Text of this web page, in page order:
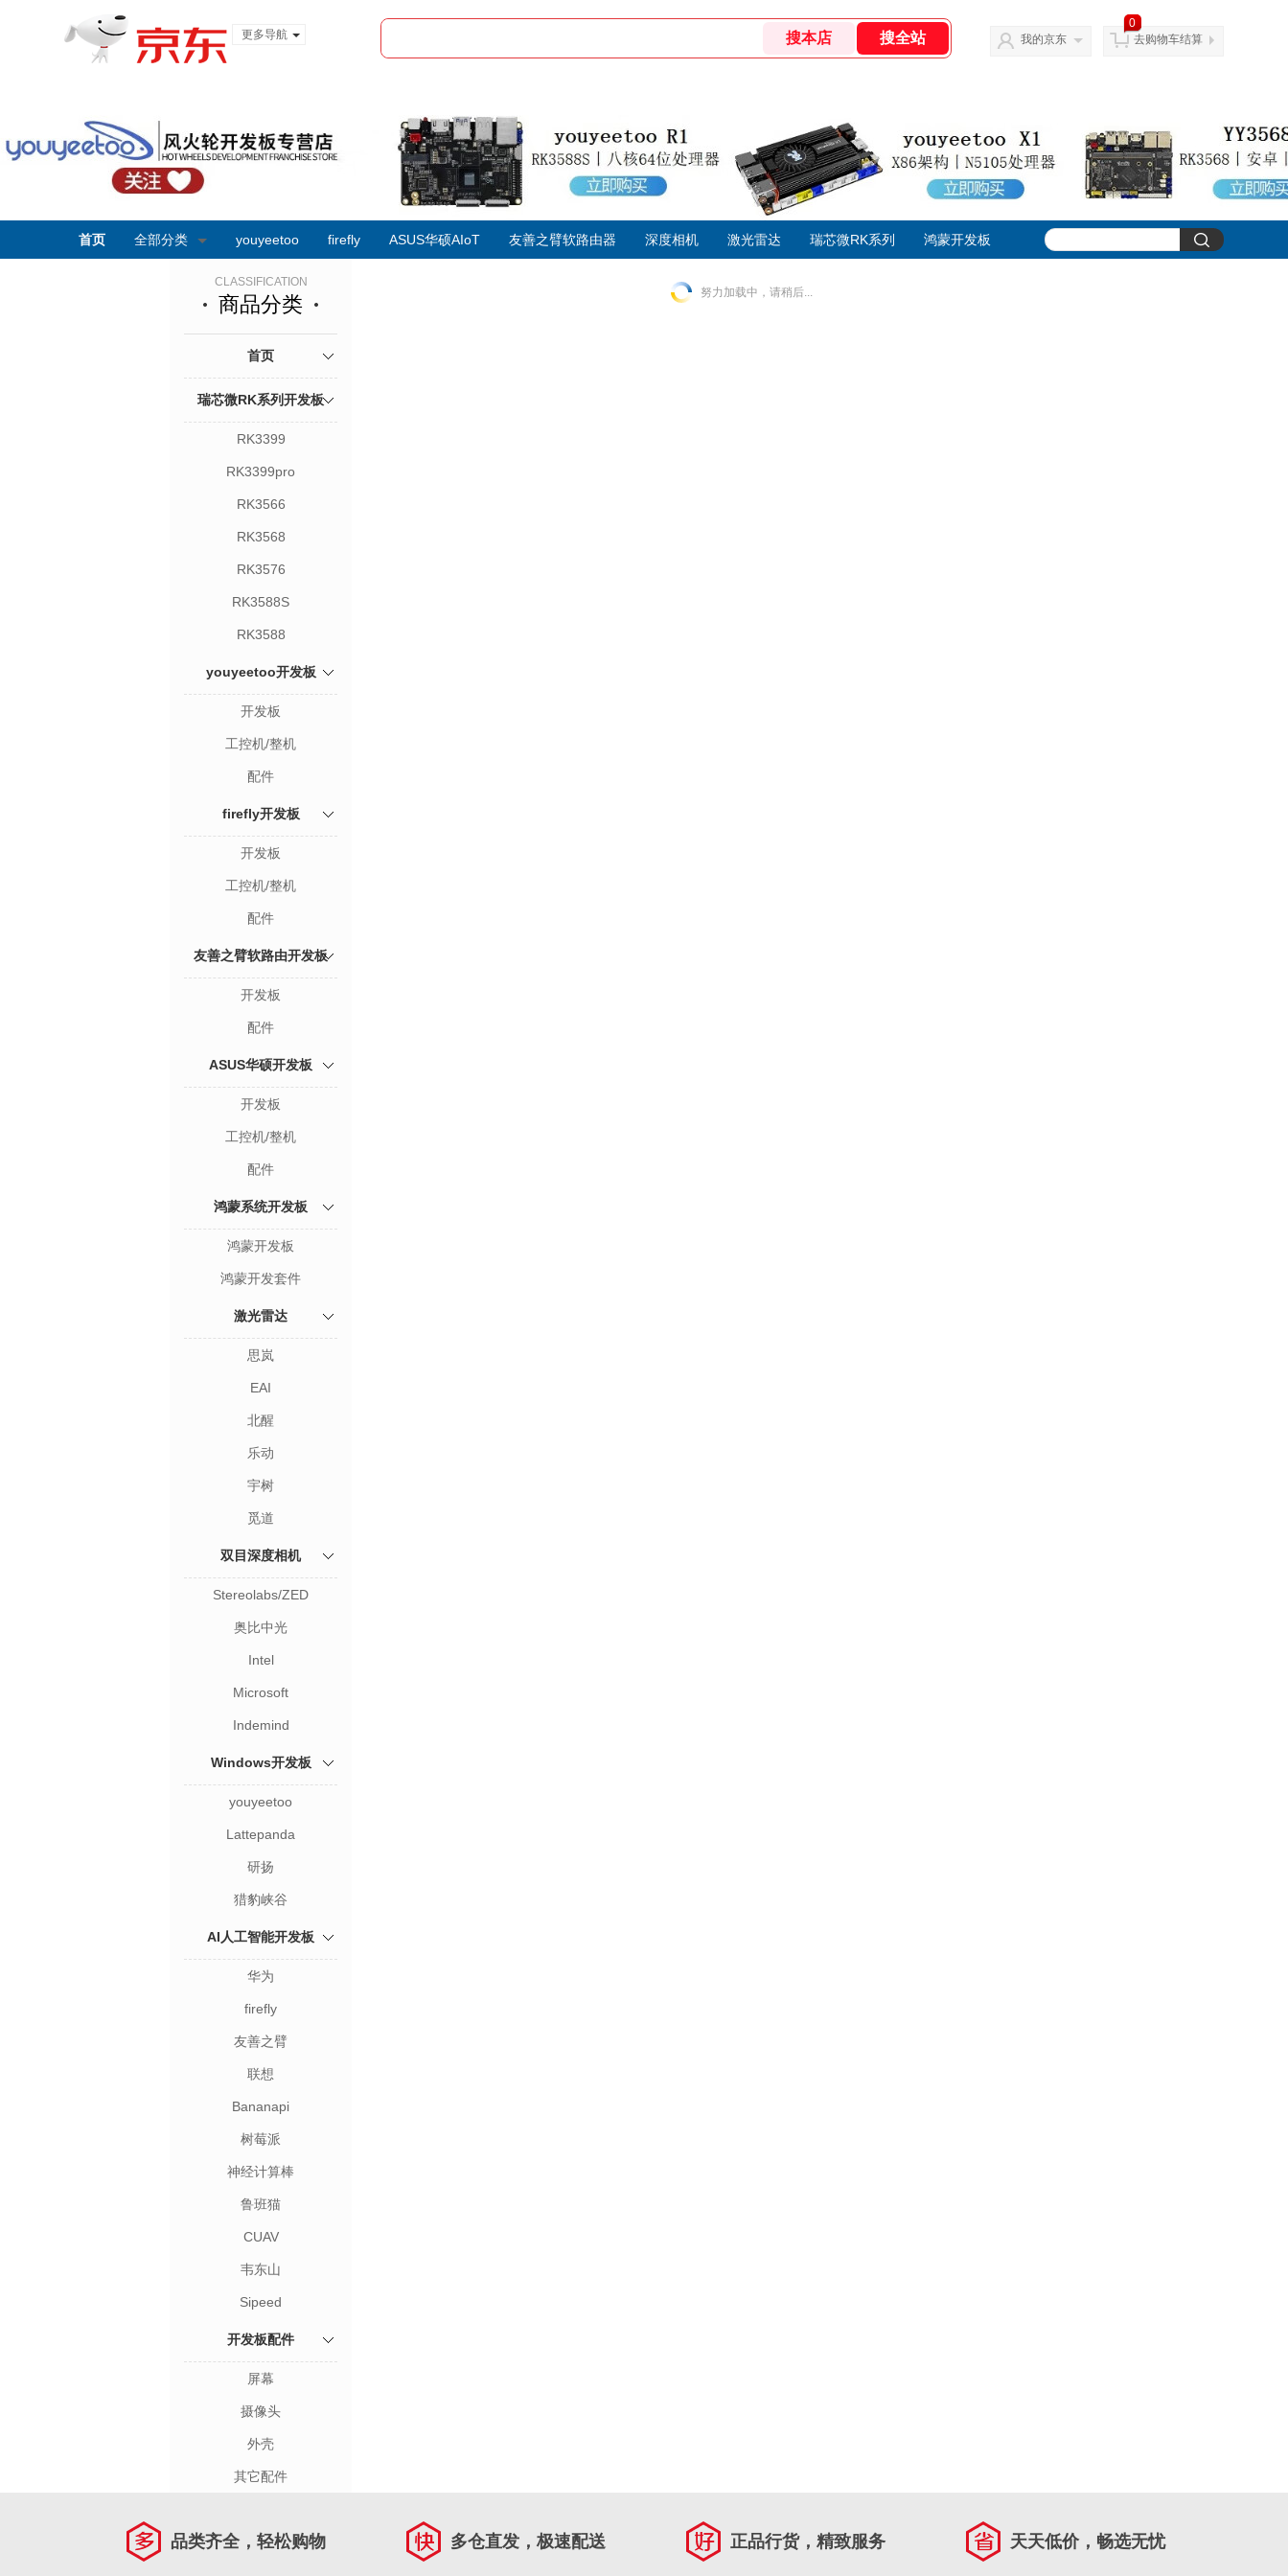
更多导航
我的京东
0
去购物车结算
首页 全部分类 youyeetoo firefly ASUS华硕AIoT 友善之臂软路由器 深度相机 激光雷达 瑞芯微RK系列 鸿蒙开发板
CLASSIFICATION
商品分类
首页
瑞芯微RK系列开发板
RK3399
RK3399pro
RK3566
RK3568
RK3576
RK3588S
RK3588
youyeetoo开发板
开发板
工控机/整机
配件
firefly开发板
开发板
工控机/整机
配件
友善之臂软路由开发板
开发板
配件
ASUS华硕开发板
开发板
工控机/整机
配件
鸿蒙系统开发板
鸿蒙开发板
鸿蒙开发套件
激光雷达
思岚
EAI
北醒
乐动
宇树
觅道
双目深度相机
Stereolabs/ZED
奥比中光
Intel
Microsoft
Indemind
Windows开发板
youyeetoo
Lattepanda
研扬
猎豹峡谷
AI人工智能开发板
华为
firefly
友善之臂
联想
Bananapi
树莓派
神经计算棒
鲁班猫
CUAV
韦东山
Sipeed
开发板配件
屏幕
摄像头
外壳
其它配件
努力加载中，请稍后...
品类齐全，轻松购物 多仓直发，极速配送 正品行货，精致服务 天天低价，畅选无忧